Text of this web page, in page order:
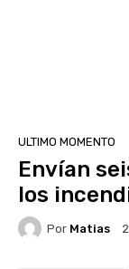
ULTIMO MOMENTO
Envían
los
Por Matias